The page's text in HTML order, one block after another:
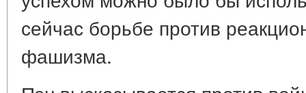
сейчас борьбе против
фашизма.